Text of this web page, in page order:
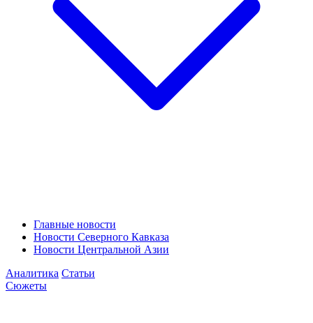
Главные новости
Новости Северного Кавказа
Новости Центральной Азии
Аналитика Статьи
Сюжеты